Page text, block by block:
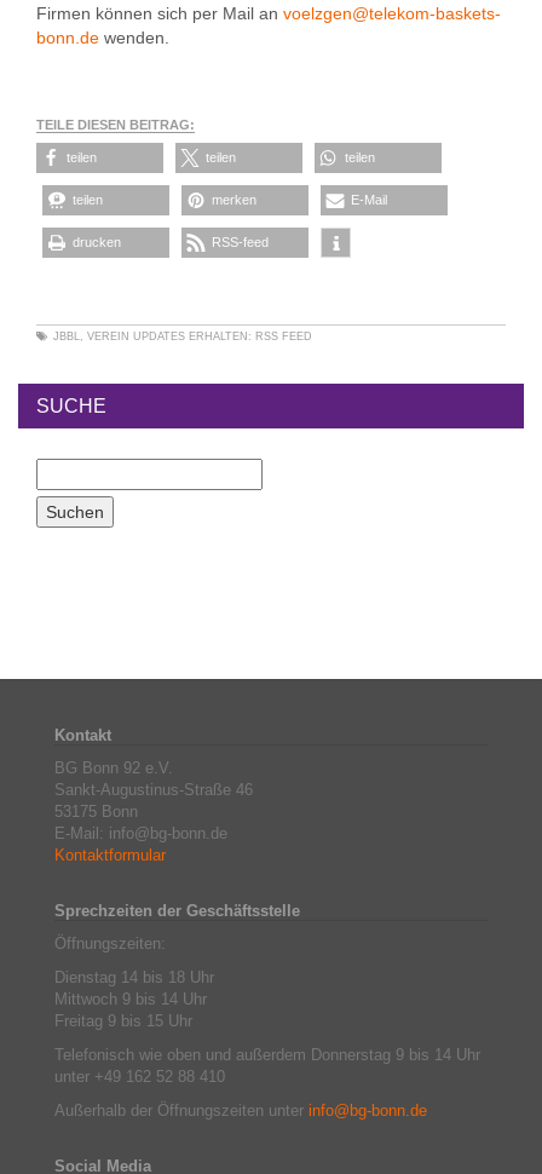
Firmen können sich per Mail an voelzgen@telekom-baskets-
bonn.de wenden.
TEILE DIESEN BEITRAG:
teilen teilen teilen
teilen merken E-Mail
drucken RSS-feed
JBBL, VEREIN UPDATES ERHALTEN: RSS FEED
SUCHE
Kontakt
BG Bonn 92 e.V.
Sankt-Augustinus-Straße 46
53175 Bonn
E-Mail: info@bg-bonn.de
Kontaktformular
Sprechzeiten der Geschäftsstelle
Öffnungszeiten:
Dienstag 14 bis 18 Uhr
Mittwoch 9 bis 14 Uhr
Freitag 9 bis 15 Uhr
Telefonisch wie oben und außerdem Donnerstag 9 bis 14 Uhr
unter +49 162 52 88 410
Außerhalb der Öffnungszeiten unter info@bg-bonn.de
Social Media